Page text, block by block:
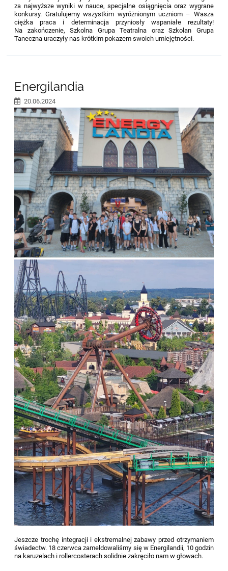
za najwyższe wyniki w nauce, specjalne osiągnięcia oraz wygrane
konkursy. Gratulujemy wszystkim wyróżnionym uczniom – Wasza
ciężka praca i determinacja przyniosły wspaniałe rezultaty!
Na zakończenie, Szkolna Grupa Teatralna oraz Szkolan Grupa
Taneczna uraczyły nas krótkim pokazem swoich umiejętności.
Energilandia
20.06.2024
Jeszcze trochę integracji i ekstremalnej zabawy przed otrzymaniem
świadectw. 18 czerwca zameldowaliśmy się w Energilandii, 10 godzin
na karuzelach i rollercosterach solidnie zakręciło nam w głowach.